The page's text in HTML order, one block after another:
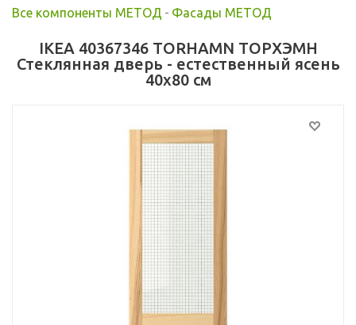
Все компоненты МЕТОД - Фасады МЕТОД
IKEA 40367346 TORHAMN ТОРХЭМН
Стеклянная дверь - естественный ясень
40x80 см